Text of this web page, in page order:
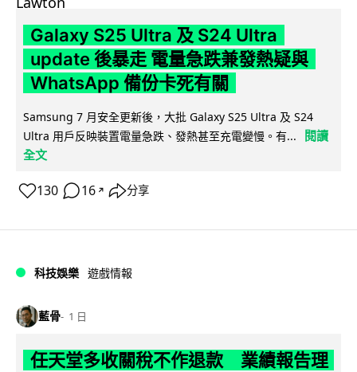
Galaxy S25 Ultra 及 S24 Ultra
update 後暴走 電量急跌兼發熱疑與
WhatsApp 備份卡死有關
Samsung 7 月安全更新後，大批 Galaxy S25 Ultra 及 S24
Ultra 用戶反映裝置電量急跌、發熱甚至充電變慢。有...
閱讀
全文
130 16 ↗ 分享
科技娛樂 遊戲情報
藍骨 1 日
任天堂多收關稅不作退款 業績報告理